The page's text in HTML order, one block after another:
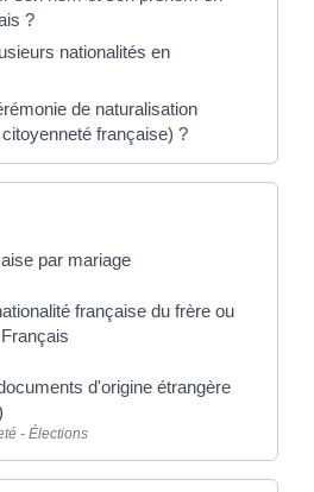
?
nationalités en
de naturalisation
française) ?
par mariage
française du frère ou
d'origine étrangère
- Élections